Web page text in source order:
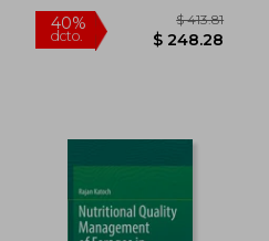
40%